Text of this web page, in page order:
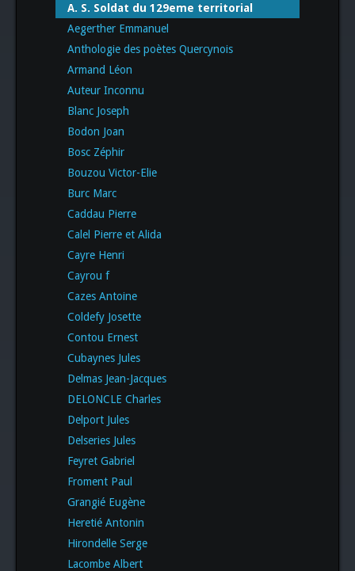
A. S. Soldat du 129eme territorial
Aegerther Emmanuel
Anthologie des poètes Quercynois
Armand Léon
Auteur Inconnu
Blanc Joseph
Bodon Joan
Bosc Zéphir
Bouzou Victor-Elie
Burc Marc
Caddau Pierre
Calel Pierre et Alida
Cayre Henri
Cayrou f
Cazes Antoine
Coldefy Josette
Contou Ernest
Cubaynes Jules
Delmas Jean-Jacques
DELONCLE Charles
Delport Jules
Delseries Jules
Feyret Gabriel
Froment Paul
Grangié Eugène
Heretié Antonin
Hirondelle Serge
Lacombe Albert